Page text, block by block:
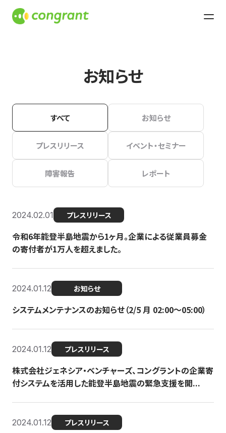
お知らせ
すべて お知らせ
プレスリリース イベント・セミナー
障害報告 レポート
2024.02.01 プレスリリース
令和6年能登半島地震から1ヶ月。企業による従業員募金
の寄付者が1万人を超えました。
2024.01.12 お知らせ
システムメンテナンスのお知らせ（2/5 月 02:00〜05:00）
2024.01.12 プレスリリース
株式会社ジェネシア・ベンチャーズ、コングラントの企業寄
付システムを活用した能登半島地震の緊急支援を開...
2024.01.12 プレスリリース